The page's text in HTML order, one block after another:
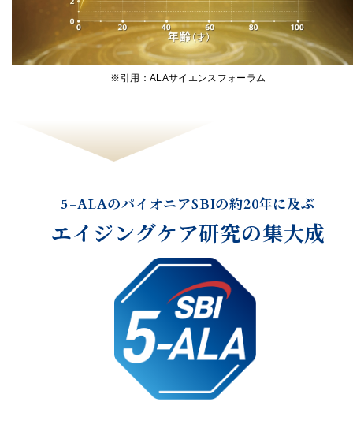
※引用：ALAサイエンスフォーラム
5-ALAのパイオニアSBIの約20年に及ぶ
エイジングケア研究の集大成